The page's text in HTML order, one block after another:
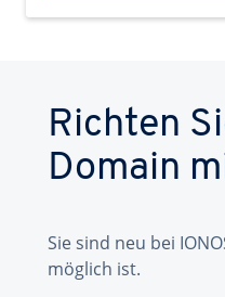
Richten
Domain
Sie sind neu bei
möglich ist.